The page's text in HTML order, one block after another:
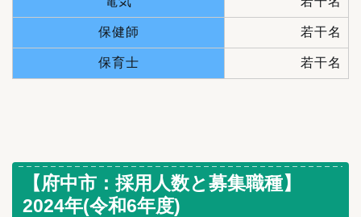
保健師 若干名
保育士 若干名
【府中市：採用人数と募集職種】
2024年(令和6年度)